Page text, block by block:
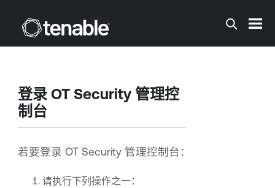
登录 OT Security管理控
制台
若要登录 OT Security管理控制台：
请执行下列操作之一：